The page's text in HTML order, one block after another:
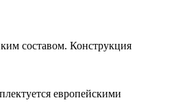
составом. Конструкция
европейскими